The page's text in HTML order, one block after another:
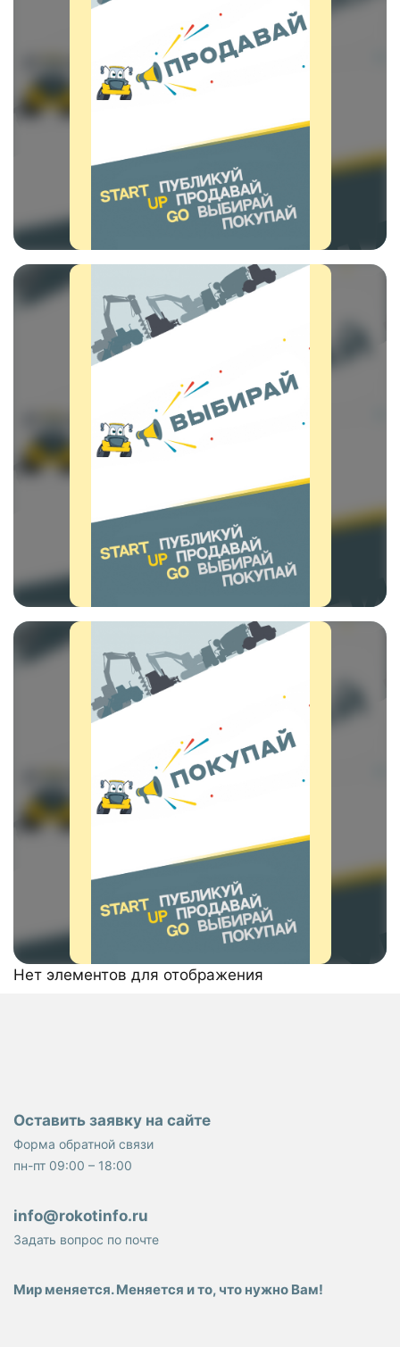
Нет элементов для отображения
Оставить заявку на сайте
Форма обратной связи
пн-пт 09:00 – 18:00
info@rokotinfo.ru
Задать вопрос по почте
Мир меняется. Меняется и то, что нужно Вам!